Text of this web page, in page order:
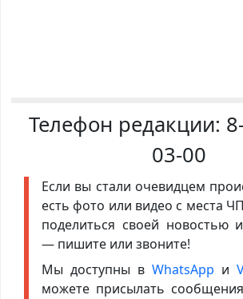
Телефон редакции:
03-00
Если вы стали очевидцем
есть фото или видео с места
поделиться своей новостью
— пишите или звоните!
Мы доступны в WhatsApp и
можете присылать